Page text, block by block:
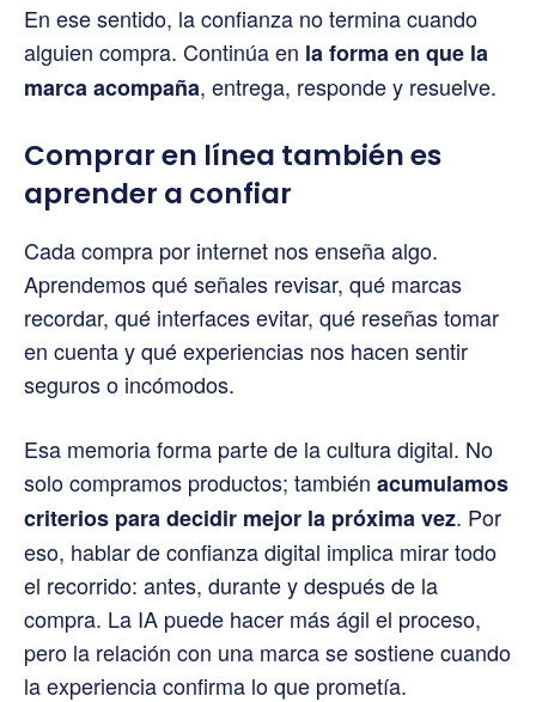
En ese sentido, la confianza no termina cuando
alguien compra. Continúa en la forma en que la
marca acompaña, entrega, responde y resuelve.
Comprar en línea también es
aprender a confiar
Cada compra por internet nos enseña algo.
Aprendemos qué señales revisar, qué marcas
recordar, qué interfaces evitar, qué reseñas tomar
en cuenta y qué experiencias nos hacen sentir
seguros o incómodos.
Esa memoria forma parte de la cultura digital. No
solo compramos productos; también acumulamos
criterios para decidir mejor la próxima vez. Por
eso, hablar de confianza digital implica mirar todo
el recorrido: antes, durante y después de la
compra. La IA puede hacer más ágil el proceso,
pero la relación con una marca se sostiene cuando
la experiencia confirma lo que prometía.